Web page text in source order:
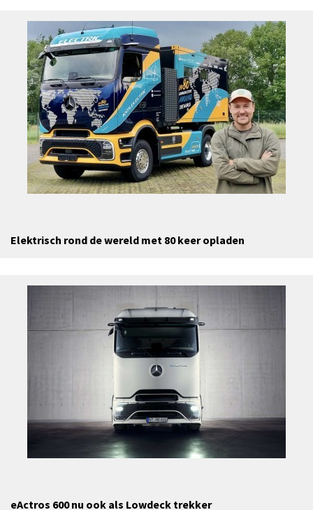
Elektrisch rond de wereld met 80 keer opladen
eActros 600 nu ook als Lowdeck trekker